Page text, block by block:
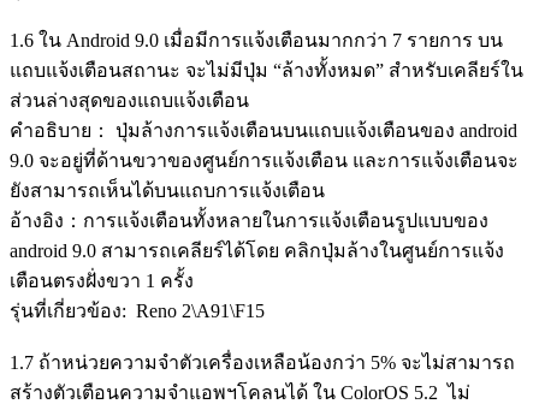
1.6 ใน Android 9.0 เมื่อมีการแจ้งเตือนมากกว่า 7 รายการ บน
แถบแจ้งเตือนสถานะ จะไม่มีปุ่ม “ล้างทั้งหมด” สำหรับเคลียร์ใน
ส่วนล่างสุดของแถบแจ้งเตือน
คำอธิบาย： ปุ่มล้างการแจ้งเตือนบนแถบแจ้งเตือนของ android
9.0 จะอยู่ที่ด้านขวาของศูนย์การแจ้งเตือน และการแจ้งเตือนจะ
ยังสามารถเห็นได้บนแถบการแจ้งเตือน
อ้างอิง：การแจ้งเตือนทั้งหลายในการแจ้งเตือนรูปแบบของ
android 9.0 สามารถเคลียร์ได้โดย คลิกปุ่มล้างในศูนย์การแจ้ง
เตือนตรงฝั่งขวา 1 ครั้ง
รุ่นที่เกี่ยวข้อง: Reno 2\A91\F15
1.7 ถ้าหน่วยความจำตัวเครื่องเหลือน้องกว่า 5% จะไม่สามารถ
สร้างตัวเตือนความจำแอพฯโคลนได้ ใน ColorOS 5.2 ไม่